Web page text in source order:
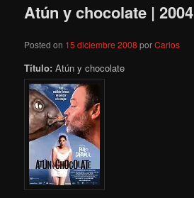
Atún y chocolate | 2004
Posted on 15 diciembre 2008 porCarlos
Título: Atún y chocolate